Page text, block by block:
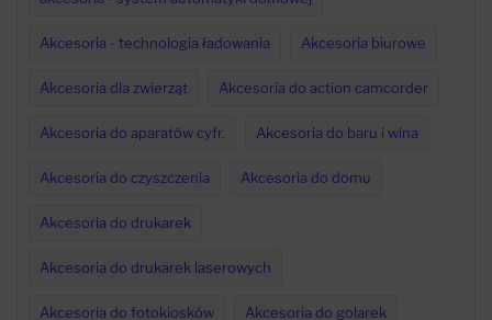
Akcesoria - technologia ładowania Akcesoria biurowe
Akcesoria dla zwierząt Akcesoria do action camcorder
Akcesoria do aparatów cyfr. Akcesoria do baru i wina
Akcesoria do czyszczenia Akcesoria do domu
Akcesoria do drukarek
Akcesoria do drukarek laserowych
Akcesoria do fotokiosków Akcesoria do golarek